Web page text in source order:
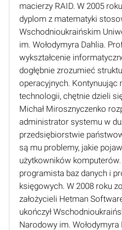
macierzy RAID. W 2005
dyplom z matematyki
Wschodnioukraińskim
im. Wołodymyra Dahlia.
wykształcenie
dogłębnie zrozumieć
operacyjnych. Kontynuując
technologii, chętnie dzieli
Michał Mirosznyczenko
administrator systemu w
przedsiębiorstwie
są mu problemy, jakie
użytkowników komputerów.
programista baz danych i
księgowych. W 2008 roku
założycieli Hetman
ukończył
Narodowy im. Wołodymyra